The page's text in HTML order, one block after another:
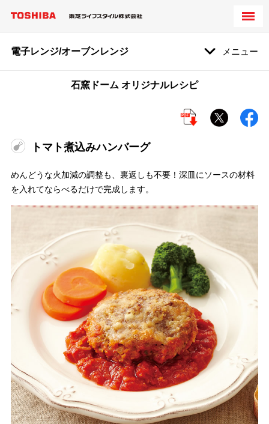
電子レンジ/オーブンレンジ メニュー
石窯ドーム オリジナルレシピ
トマト煮込みハンバーグ
めんどうな火加減の調整も、裏返しも不要！深皿にソースの材料
を入れてならべるだけで完成します。